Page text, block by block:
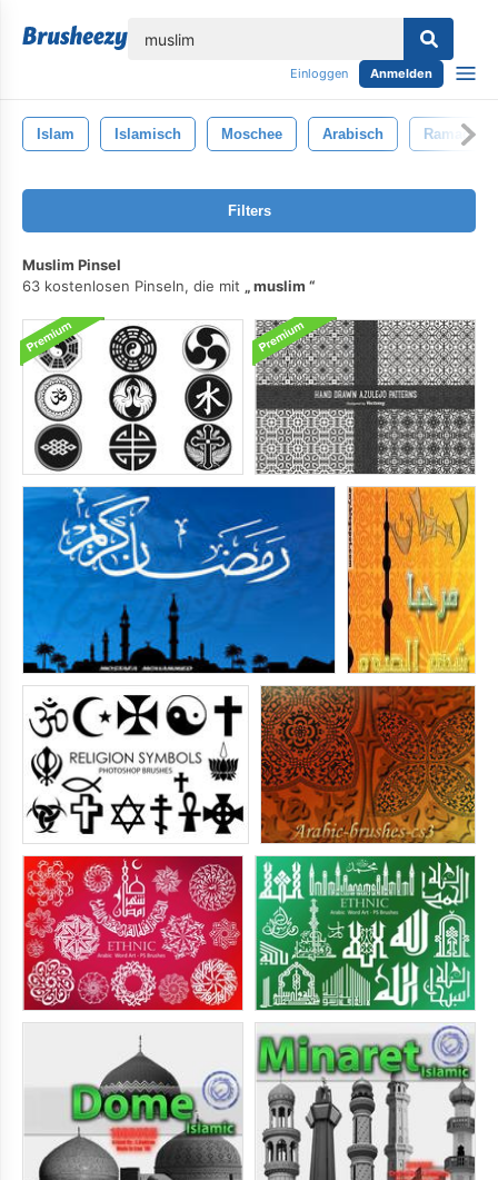
Einloggen Anmelden
Islam Islamisch Moschee Arabisch Ramadan
Filters
Muslim Pinsel
63 kostenlosen Pinseln, die mit
muslim